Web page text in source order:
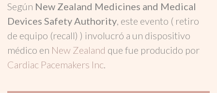
Según New Zealand Medicines and Medical
Devices Safety Authority, este evento ( retiro
de equipo (recall) ) involucró a un dispositivo
médico en New Zealand que fue producido por
Cardiac Pacemakers Inc.